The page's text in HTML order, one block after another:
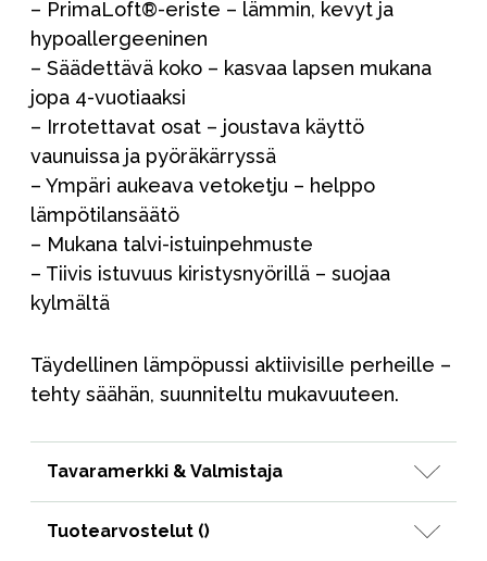
– PrimaLoft®-eriste – lämmin, kevyt ja
hypoallergeeninen
– Säädettävä koko – kasvaa lapsen mukana
jopa 4-vuotiaaksi
– Irrotettavat osat – joustava käyttö
vaunuissa ja pyöräkärryssä
– Ympäri aukeava vetoketju – helppo
lämpötilansäätö
– Mukana talvi-istuinpehmuste
– Tiivis istuvuus kiristysnyörillä – suojaa
kylmältä
Täydellinen lämpöpussi aktiivisille perheille –
tehty säähän, suunniteltu mukavuuteen.
Tavaramerkki & Valmistaja
Tuotearvostelut ()